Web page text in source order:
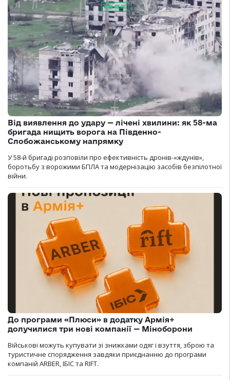
Від виявлення до удару — лічені хвилини: як 58-ма
бригада нищить ворога на Південно-
Слобожанському напрямку
У 58-й бригаді розповіли про ефективність дронів-«ждунів»,
боротьбу з ворожими БПЛА та модернізацію засобів безпілотної
війни.
До програми «Плюси» в додатку Армія+
долучилися три нові компанії — Міноборони
Військові можуть купувати зі знижками одяг і взуття, зброю та
туристичне спорядження завдяки приєднанню до програми
компаній ARBER, ІБІС та RIFT.